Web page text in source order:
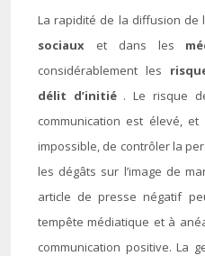
La rapidité de la diffusion de
sociaux et dans les
considérablement les
délit d’initié . Le risque
communication est élevé,
impossible, de contrôler la
les dégâts sur l’image de
article de presse négatif
tempête médiatique et à
communication positive. La